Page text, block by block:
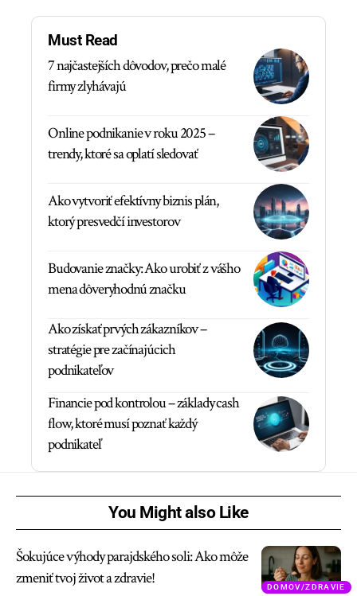
Must Read
7 najčastejších dôvodov, prečo malé
firmy zlyhávajú
Online podnikanie v roku 2025 –
trendy, ktoré sa oplatí sledovať
Ako vytvoriť efektívny biznis plán,
ktorý presvedčí investorov
Budovanie značky: Ako urobiť z vášho
mena dôveryhodnú značku
Ako získať prvých zákazníkov –
stratégie pre začínajúcich
podnikateľov
Financie pod kontrolou – základy cash
flow, ktoré musí poznať každý
podnikateľ
You Might also Like
DOMOV/ZDRAVIE
Šokujúce výhody parajdského soli: Ako môže
zmeniť tvoj život a zdravie!